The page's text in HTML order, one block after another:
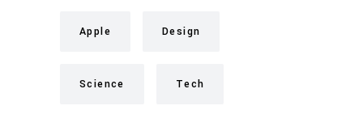
Apple Design
Science Tech